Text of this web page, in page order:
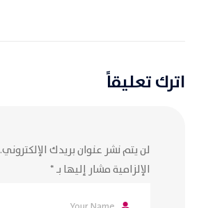
اترك تعليقاً
لن يتم نشر عنوان بريدك الإلكتروني.
الإلزامية مشار إليها بـ*